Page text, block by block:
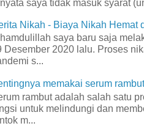
saya tidak masuk syarat
Nikah - Biaya Nikah Hemat
saya baru saja
Desember 2020 lalu. Proses
s...
memakai serum
rambut adalah salah satu
untuk melindungi dan
m...